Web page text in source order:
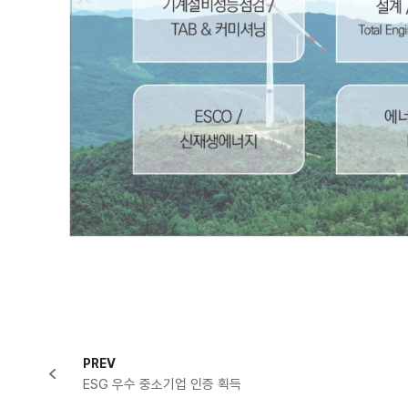
PREV
ESG 우수 중소기업 인증 획득